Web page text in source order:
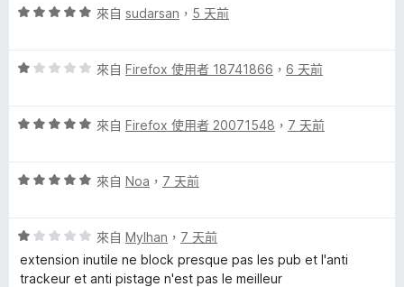
滿
分
評
分
分
來自 sudarsan ， 5 天前
評
分
分
來自 Firefox 使用者 18741866 ， 6 天前
評
分
分
5
分
來自 Firefox 使用者 20071548 ， 7 天前
評
分
，
滿
來自 Noa ， 7 天前
評
價
1
來自 Mylhan ， 7 天前
extension inutile ne block presque pas les pub et l'anti
trackeur et anti pistage n'est pas le meilleur